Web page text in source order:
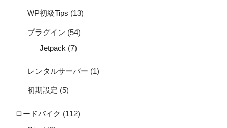
WP初級Tips (13)
プラグイン (54)
Jetpack (7)
レンタルサーバー (1)
初期設定 (5)
ロードバイク (112)